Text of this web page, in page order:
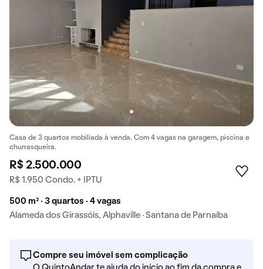
Casa de 3 quartos mobiliada à venda. Com 4 vagas na garagem, piscina e
churrasqueira.
R$ 2.500.000
R$ 1.950 Condo. + IPTU
500 m² · 3 quartos · 4 vagas
Alameda dos Girassóis, Alphaville · Santana de Parnaíba
Compre seu imóvel sem complicação